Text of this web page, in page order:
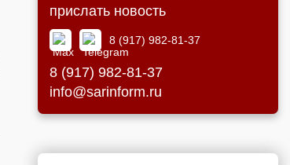
прислать новость
8 (917) 982-81-37
8 (917) 982-81-37
info@sarinform.ru